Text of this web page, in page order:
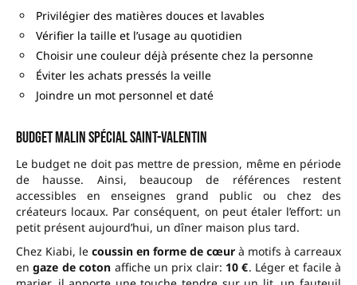
Privilégier des matières douces et lavables
Vérifier la taille et l’usage au quotidien
Choisir une couleur déjà présente chez la personne
Éviter les achats pressés la veille
Joindre un mot personnel et daté
Budget malin spécial Saint-Valentin
Le budget ne doit pas mettre de pression, même en période
de hausse. Ainsi, beaucoup de références restent
accessibles en enseignes grand public ou chez des
créateurs locaux. Par conséquent, on peut étaler l’effort: un
petit présent aujourd’hui, un dîner maison plus tard.
Chez Kiabi, le coussin en forme de cœur à motifs à carreaux
engaze de coton affiche un prix clair: 10 €. Léger et facile à